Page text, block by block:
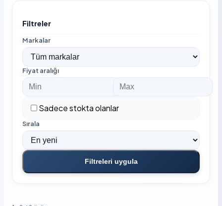
Filtreler
Markalar
Fiyat aralığı
Sadece stokta olanlar
Sırala
Filtreleri uygula